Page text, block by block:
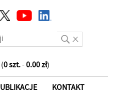
Strona główna
0 szt.-0.00 zł)
KONTAKT